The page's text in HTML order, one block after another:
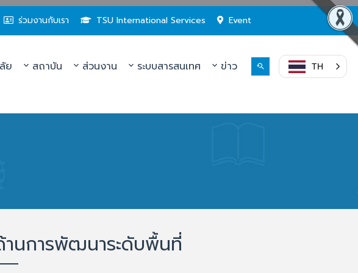
ร่วมงานกับเรา TSU International Services Event
ย สถาบัน ส่วนงาน ระบบสารสนเทศ ข่าว TH
านการพัฒนาระดับพื้นที่